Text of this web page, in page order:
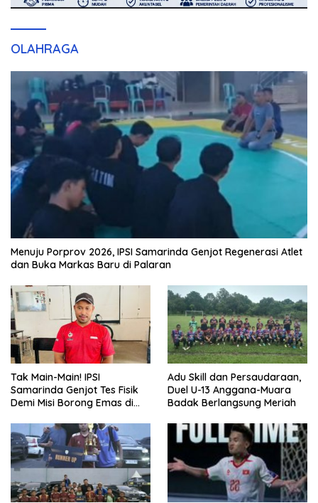
OLAHRAGA
Menuju Porprov 2026, IPSI Samarinda Genjot Regenerasi Atlet
dan Buka Markas Baru di Palaran
Tak Main-Main! IPSI
Samarinda Genjot Tes Fisik
Demi Misi Borong Emas di
Adu Skill dan Persaudaraan,
Duel U-13 Anggana-Muara
Badak Berlangsung Meriah